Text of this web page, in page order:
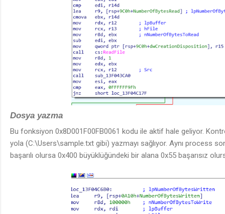
Dosya yazma
Bu fonksiyon 0x8D001F00FB0061 kodu ile aktif hale geliyor.
yola (C:\Users\sample.txt gibi) yazmayı sağlıyor. Aynı process
başarılı olursa 0x400 büyüklüğündeki bir alana 0x55 başarısız